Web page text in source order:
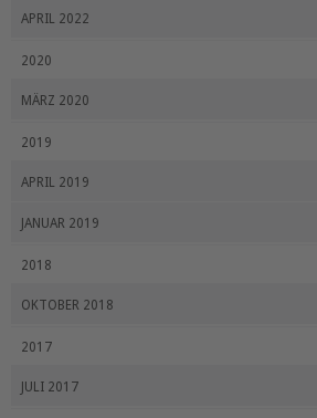
APRIL 2022
2020
MÄRZ 2020
2019
APRIL 2019
JANUAR 2019
2018
OKTOBER 2018
2017
JULI 2017